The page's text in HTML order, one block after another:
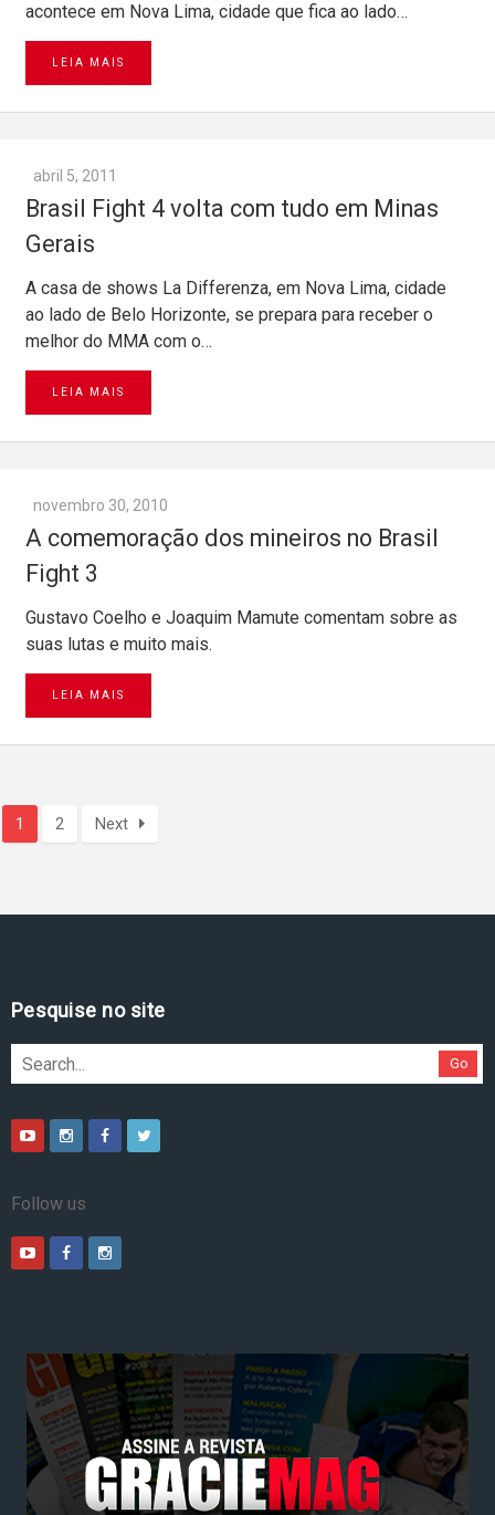
acontece em Nova Lima, cidade que fica ao lado…
LEIA MAIS
abril 5, 2011
Brasil Fight 4 volta com tudo em Minas
Gerais
A casa de shows La Differenza, em Nova Lima, cidade
ao lado de Belo Horizonte, se prepara para receber o
melhor do MMA com o…
LEIA MAIS
novembro 30, 2010
A comemoração dos mineiros no Brasil
Fight 3
Gustavo Coelho e Joaquim Mamute comentam sobre as
suas lutas e muito mais.
LEIA MAIS
1 2 Next
Pesquise no site
Go
Follow us